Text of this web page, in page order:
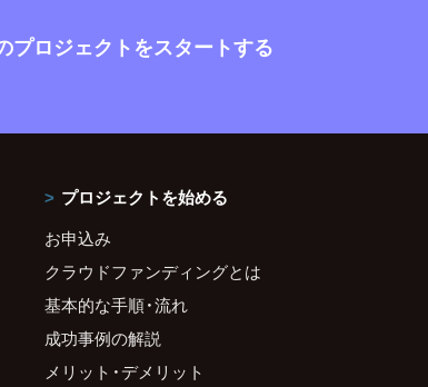
プロジェクトをスタートする
プロジェクトを始める
お申込み
クラウドファンディングとは
基本的な手順・流れ
成功事例の解説
メリット・デメリット